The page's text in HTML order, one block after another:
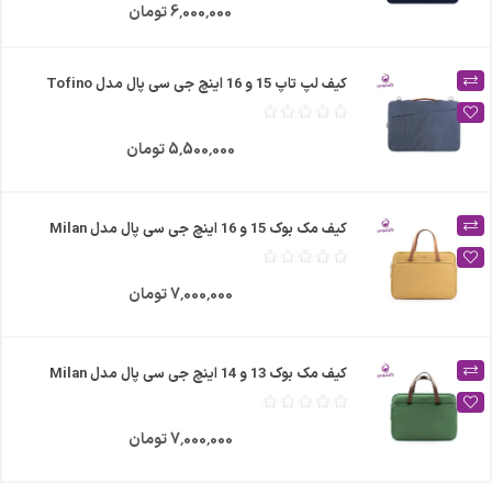
6٬000٬000 تومان
کیف لپ تاپ 15 و 16 اینچ جی سی پال مدل Tofino
5٬500٬000 تومان
کیف مک بوک 15 و 16 اینچ جی سی پال مدل Milan
7٬000٬000 تومان
کیف مک بوک 13 و 14 اینچ جی سی پال مدل Milan
7٬000٬000 تومان